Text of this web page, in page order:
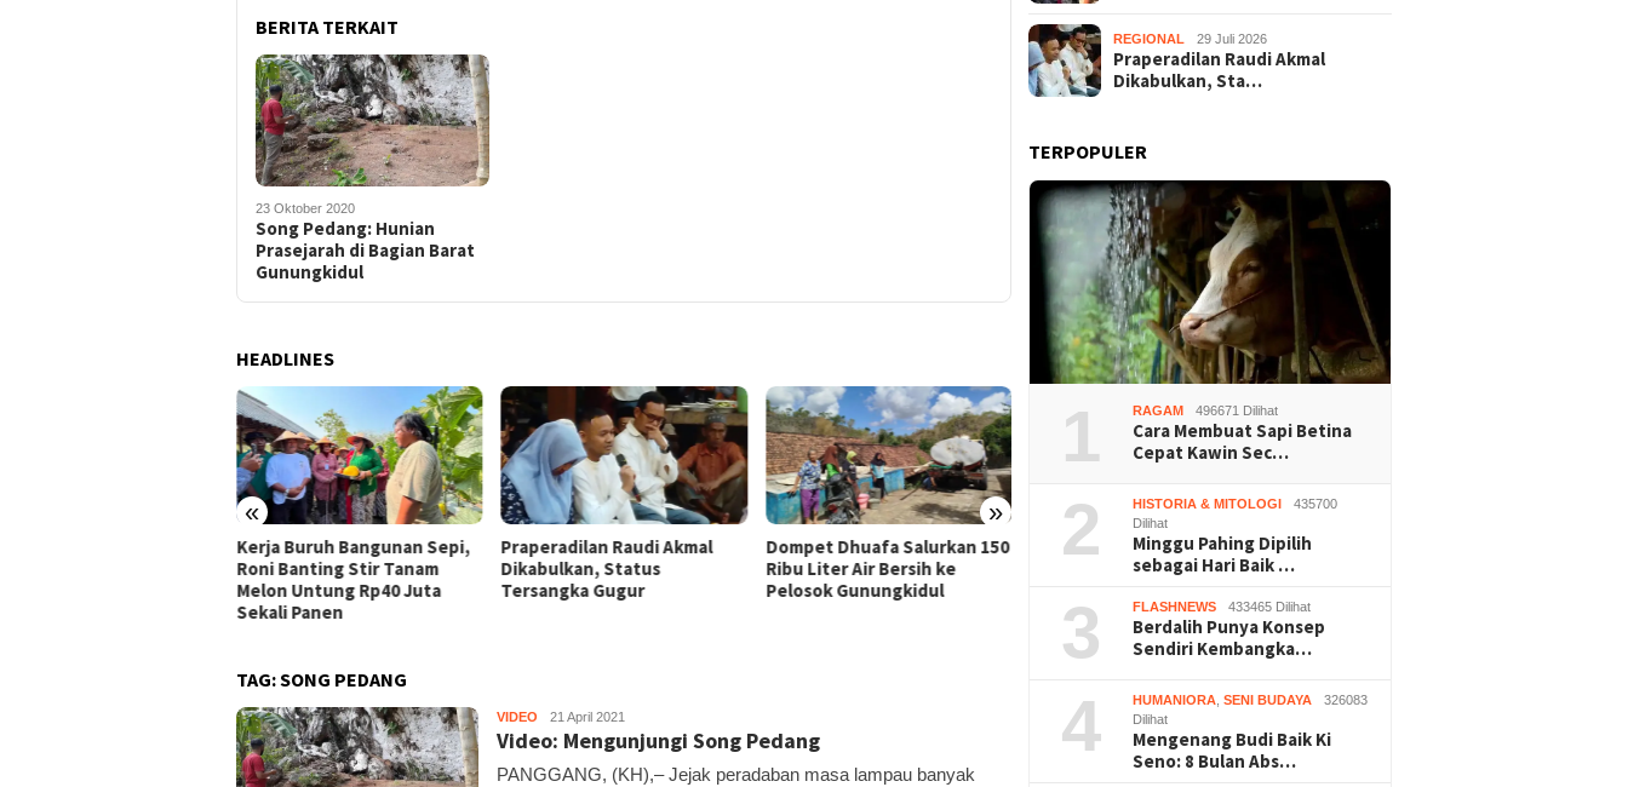
BERITA TERKAIT
23 Oktober 2020
Song Pedang: Hunian
Prasejarah di Bagian Barat
Gunungkidul
HEADLINES
« »
Praperadilan Raudi Akmal
Dikabulkan, Status
Tersangka Gugur
Dompet Dhuafa Salurkan 150
Ribu Liter Air Bersih ke
Pelosok Gunungkidul
Pemkab Gunungkidul Dorong
Tol Tembus Nglanggeran,
Bahas Akses Jalan hingga
Film “Nalar” Karya Guru SD
Raih Juara 1 Lomba Video
Kerja Buruh Bangunan Sepi,
Roni Banting Stir Tanam
Sekali Panen
TAG:SONG PEDANG
VIDEO Kandar
21 April 2021
Video: Mengunjungi Song Pedang
PANGGANG, (KH),– Jejak peradaban masa lampau banyak
REGIONAL 29 Juli 2026
Praperadilan Raudi Akmal
Dikabulkan, Sta…
TERPOPULER
1 RAGAM 496671 Dilihat
Cara Membuat Sapi Betina
Cepat Kawin Sec…
2 HISTORIA & MITOLOGI
435700
Dilihat
Minggu Pahing Dipilih
sebagai Hari Baik …
3 FLASHNEWS 433465 Dilihat
Berdalih Punya Konsep
Sendiri Kembangka…
4 HUMANIORA ,SENI BUDAYA
326083
Dilihat
Mengenang Budi Baik Ki
Seno: 8 Bulan Abs…